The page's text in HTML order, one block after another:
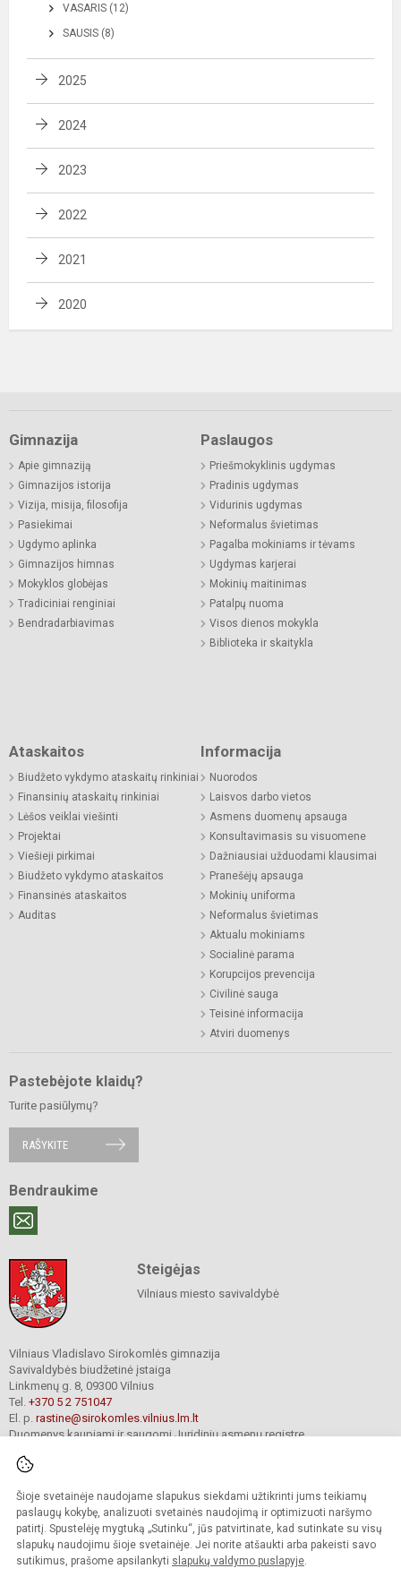
Šioje svetainėje naudojame slapukus siekdami užtikrinti jums teikiamų
paslaugų kokybę, analizuoti svetainės naudojimą ir optimizuoti naršymo
patirtį. Spustelėję mygtuką „Sutinku“, jūs patvirtinate, kad sutinkate su visų
slapukų naudojimu šioje svetainėje. Jei norite atšaukti arba pakeisti savo
sutikimus, prašome apsilankyti slapukų valdymo puslapyje.
VASARIS (12)
SAUSIS (8)
2025
2024
2023
2022
2021
2020
Gimnazija
Apie gimnaziją
Gimnazijos istorija
Vizija, misija, filosofija
Pasiekimai
Ugdymo aplinka
Gimnazijos himnas
Mokyklos globėjas
Tradiciniai renginiai
Bendradarbiavimas
Paslaugos
Priešmokyklinis ugdymas
Pradinis ugdymas
Vidurinis ugdymas
Neformalus švietimas
Pagalba mokiniams ir tėvams
Ugdymas karjerai
Mokinių maitinimas
Patalpų nuoma
Visos dienos mokykla
Biblioteka ir skaitykla
Ataskaitos
Biudžeto vykdymo ataskaitų rinkiniai
Finansinių ataskaitų rinkiniai
Lėšos veiklai viešinti
Projektai
Viešieji pirkimai
Biudžeto vykdymo ataskaitos
Finansinės ataskaitos
Auditas
Informacija
Nuorodos
Laisvos darbo vietos
Asmens duomenų apsauga
Konsultavimasis su visuomene
Dažniausiai užduodami klausimai
Pranešėjų apsauga
Mokinių uniforma
Neformalus švietimas
Aktualu mokiniams
Socialinė parama
Korupcijos prevencija
Civilinė sauga
Teisinė informacija
Atviri duomenys
Pastebėjote klaidų?
Turite pasiūlymų?
RAŠYKITE
Bendraukime
Steigėjas
Vilniaus miesto savivaldybė
Vilniaus Vladislavo Sirokomlės gimnazija
Savivaldybės biudžetinė įstaiga
Linkmenų g. 8, 09300 Vilnius
Tel. +370 5 2 751047
El. p. rastine@sirokomles.vilnius.lm.lt
Duomenys kaupiami ir saugomi Juridinių asmenų registre
© 2020. Vilniaus Vladislavo Sirokomlės gimnazija. Visos teisės saugomos.
Kopijuoti turinį be raštiško gimnazijos sutikimo griežtai draudžiama.
Versija neįgaliesiems Slapukų valdymas